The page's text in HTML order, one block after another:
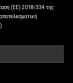
(ΕΕ) 2018/334 της